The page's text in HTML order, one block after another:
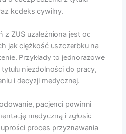
kodeks cywilny.
ZUS uzależniona jest od
jak ciężkość uszczerbku na
Przykłady to jednorazowe
niezdolności do pracy,
i decyzji medycznej.
pacjenci powinni
medyczną i zgłosić
proces przyznawania